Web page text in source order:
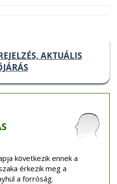
AKTUÁLIS
következik ennek a
érkezik meg a
a forróság.